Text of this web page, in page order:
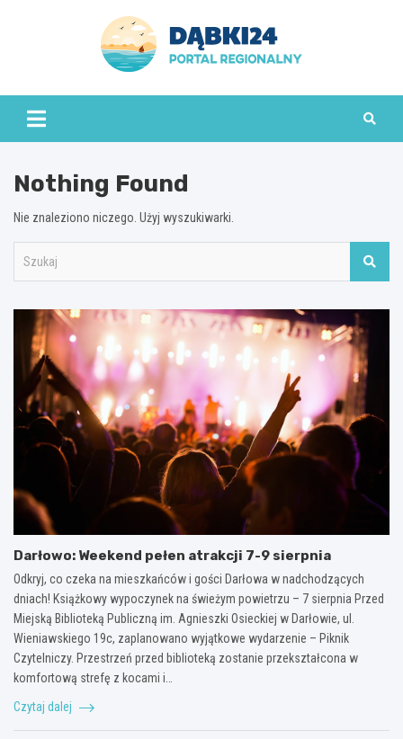
dabki24.pl
Nothing Found
Nie znaleziono niczego. Użyj wyszukiwarki.
k
Darłowo: Weekend pełen atrakcji 7-9 sierpnia
Odkryj, co czeka na mieszkańców i gości Darłowa w nadchodzących
dniach! Książkowy wypoczynek na świeżym powietrzu – 7 sierpnia Przed
Miejską Biblioteką Publiczną im. Agnieszki Osieckiej w Darłowie, ul.
Wieniawskiego 19c, zaplanowano wyjątkowe wydarzenie – Piknik
Czytelniczy. Przestrzeń przed biblioteką zostanie przekształcona w
komfortową strefę z kocami i…
Czytaj dalej